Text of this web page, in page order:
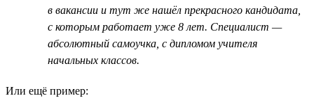
в вакансии и тут же нашёл прекрасного кандидата,
с которым работает уже 8 лет. Специалист —
абсолютный самоучка, с дипломом учителя
начальных классов.
Или ещё пример: